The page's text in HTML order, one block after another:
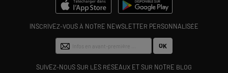
INSCRIVEZ-VOUS À NOTRE NEWSLETTER PERSONNALISÉE
OK
SUIVEZ-NOUS SUR LES RÉSEAUX ET SUR NOTRE BLOG